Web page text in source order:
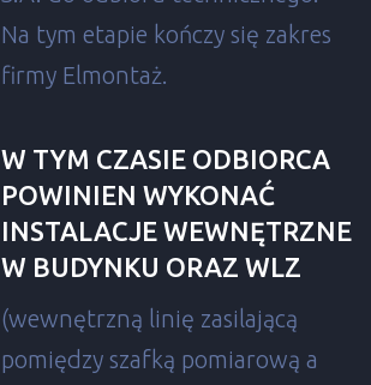
Na tym etapie kończy się zakres
firmy Elmontaż.
W TYM CZASIE ODBIORCA
POWINIEN WYKONAĆ
INSTALACJE WEWNĘTRZNE
W BUDYNKU ORAZ WLZ
(wewnętrzną linię zasilającą
pomiędzy szafką pomiarową a